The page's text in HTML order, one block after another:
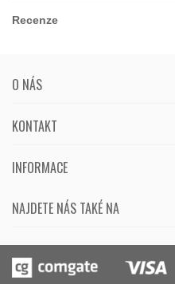
Recenze
O NÁS
KONTAKT
NAJDETE NÁS TAKÉ NA
INFORMACE